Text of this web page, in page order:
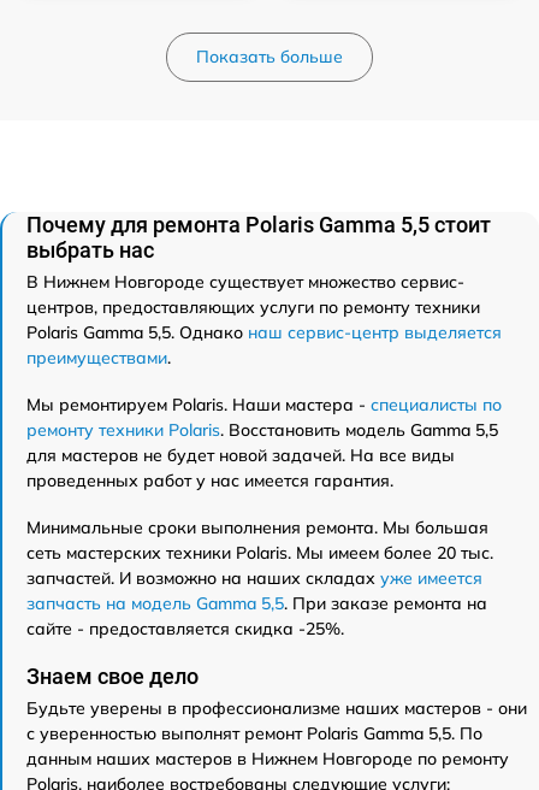
Показать больше
Почему для ремонта Polaris Gamma 5,5 стоит
выбрать нас
В Нижнем Новгороде существует множество сервис-
центров, предоставляющих услуги по ремонту техники
Polaris Gamma 5,5. Однако наш сервис-центр выделяется
преимуществами.
Мы ремонтируем Polaris. Наши мастера - специалисты по
ремонту техники Polaris. Восстановить модель Gamma 5,5
для мастеров не будет новой задачей. На все виды
проведенных работ у нас имеется гарантия.
Минимальные сроки выполнения ремонта. Мы большая
сеть мастерских техники Polaris. Мы имеем более 20 тыс.
запчастей. И возможно на наших складах уже имеется
запчасть на модель Gamma 5,5. При заказе ремонта на
сайте - предоставляется скидка -25%.
Знаем свое дело
Будьте уверены в профессионализме наших мастеров - они
с уверенностью выполнят ремонт Polaris Gamma 5,5. По
данным наших мастеров в Нижнем Новгороде по ремонту
Polaris, наиболее востребованы следующие услуги: